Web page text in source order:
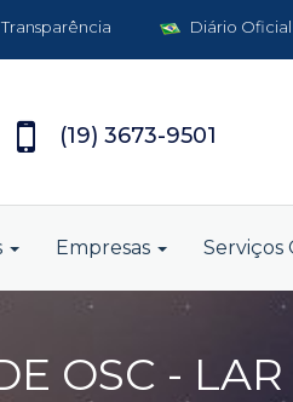
Diário Oficial
(19) 3673-9501
Empresas Serviços
OSC -